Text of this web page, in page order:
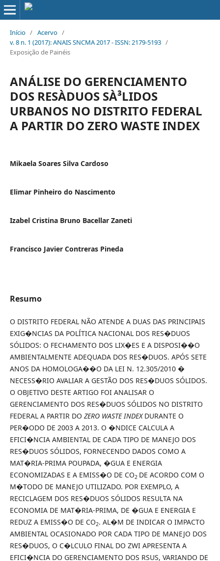
Início / Acervo /
v. 8 n. 1 (2017): ANAIS SNCMA 2017 - ISSN: 2179-5193 /
Exposição de Painéis
ANÁLISE DO GERENCIAMENTO
DOS RESÀ­DUOS SÀ³LIDOS
URBANOS NO DISTRITO FEDERAL
A PARTIR DO ZERO WASTE INDEX
Mikaela Soares Silva Cardoso
Elimar Pinheiro do Nascimento
Izabel Cristina Bruno Bacellar Zaneti
Francisco Javier Contreras Pineda
Resumo
O DISTRITO FEDERAL NÃO ATENDE A DUAS DAS PRINCIPAIS
EXIG�NCIAS DA POLÍTICA NACIONAL DOS RES�DUOS
SÓLIDOS: O FECHAMENTO DOS LIX�ES E A DISPOSI��O
AMBIENTALMENTE ADEQUADA DOS RES�DUOS. APÓS SETE
ANOS DA HOMOLOGA��O DA LEI N. 12.305/2010 �
NECESS�RIO AVALIAR A GESTÃO DOS RES�DUOS SÓLIDOS.
O OBJETIVO DESTE ARTIGO FOI ANALISAR O
GERENCIAMENTO DOS RES�DUOS SÓLIDOS NO DISTRITO
FEDERAL A PARTIR DO ZERO WASTE INDEXDURANTE O
PER�ODO DE 2003 A 2013. O �NDICE CALCULA A
EFICI�NCIA AMBIENTAL DE CADA TIPO DE MANEJO DOS
RES�DUOS SÓLIDOS, FORNECENDO DADOS COMO A
MAT�RIA-PRIMA POUPADA, �GUA E ENERGIA
ECONOMIZADAS E A EMISS�O DE CO2 DE ACORDO COM O
M�TODO DE MANEJO UTILIZADO. POR EXEMPLO, A
RECICLAGEM DOS RES�DUOS SÓLIDOS RESULTA NA
ECONOMIA DE MAT�RIA-PRIMA, DE �GUA E ENERGIA E
REDUZ A EMISS�O DE CO2. AL�M DE INDICAR O IMPACTO
AMBIENTAL OCASIONADO POR CADA TIPO DE MANEJO DOS
RES�DUOS, O C�LCULO FINAL DO ZWI APRESENTA A
EFICI�NCIA DO GERENCIAMENTO DOS RSUS, VARIANDO DE